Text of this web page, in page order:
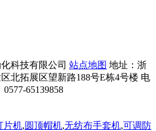
科技有限公司 站点地图 地址：浙
北拓展区望新路188号E栋4号楼 电
65139858
片机,圆顶帽机,无纺布手套机,可调防